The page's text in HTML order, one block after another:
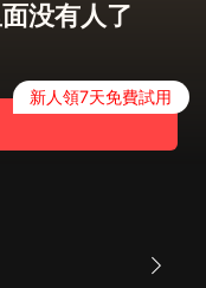
没有人了
新人領7天免費試用